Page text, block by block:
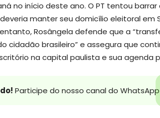
no início deste ano. O PT tentou
manter seu domicílio eleitoral em
Rosângela defende que a
cidadão brasileiro” e assegura que
na capital paulista e sua agenda
Participe do nosso canal do